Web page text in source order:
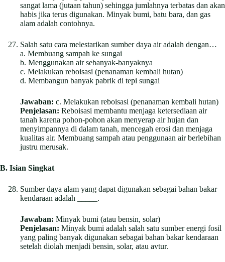
sangat lama (jutaan tahun) sehingga jumlahnya terbatas dan akan
habis jika terus digunakan. Minyak bumi, batu bara, dan gas
alam adalah contohnya.
Salah satu cara melestarikan sumber daya air adalah dengan…
a. Membuang sampah ke sungai
b. Menggunakan air sebanyak-banyaknya
c. Melakukan reboisasi (penanaman kembali hutan)
d. Membangun banyak pabrik di tepi sungai
Jawaban: c. Melakukan reboisasi (penanaman kembali hutan)
Penjelasan: Reboisasi membantu menjaga ketersediaan air
tanah karena pohon-pohon akan menyerap air hujan dan
menyimpannya di dalam tanah, mencegah erosi dan menjaga
kualitas air. Membuang sampah atau penggunaan air berlebihan
justru merusak.
B. Isian Singkat
Sumber daya alam yang dapat digunakan sebagai bahan bakar
kendaraan adalah _____.
Jawaban: Minyak bumi (atau bensin, solar)
Penjelasan: Minyak bumi adalah salah satu sumber energi fosil
yang paling banyak digunakan sebagai bahan bakar kendaraan
setelah diolah menjadi bensin, solar, atau avtur.